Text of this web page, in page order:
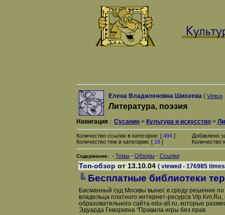
Елена Владиленовна Шихеева( Vinitus
Литература, поэзия
Навигация: Сусанин> Культура и искусство>
Количество ссылок в категории: [ 494]
Количество тем в категории: [ 18]
Добавлено
Количество
Содержание: - Темы - Обзоры - Ссылки
Топ-обзор от 13.10.04 ( viewed - 176985
╚ Бесплатные библиотеки
Басманный суд Москвы вынес в среду решение
владельца платного интернет-ресурса
образовательного сайта edu-all.ru, которые
Эдуарда Геворкяна "Правила игры без прав